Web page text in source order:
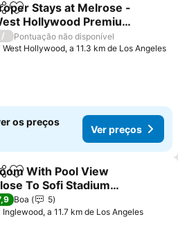
Adicionar aos favoritos
Stays at Melrose -
Hollywood Premium
suite
preços
/
Pontuação não disponível
West Hollywood, a 11.3 km de Los Angeles
os preços
Ver preços
Adicionar aos favoritos
With Pool View
To Sofi Stadium
Lax
preços
Boa
5
Inglewood, a 11.7 km de Los Angeles